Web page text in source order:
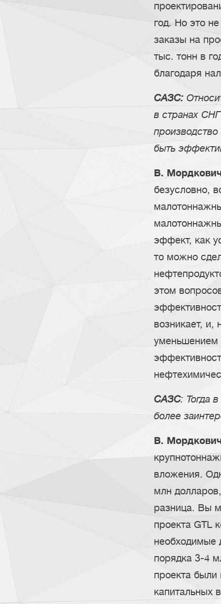
год. Но это
заказы на
тыс. тонн в
благодаря
САЗС:
в странах
быть
В.
безусловно,
эффект, как
то можно
этом
возникает,
уменьшением
САЗС: Тогда
более
В.
вложения.
млн
разница. Вы
проекта GTL
необходимые
порядка 3-4
проекта
капитальных